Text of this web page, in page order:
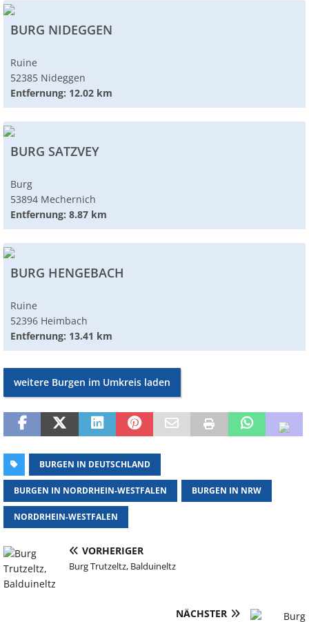
BURG NIDEGGEN
Ruine
52385 Nideggen
Entfernung: 12.02 km
BURG SATZVEY
Burg
53894 Mechernich
Entfernung: 8.87 km
BURG HENGEBACH
Ruine
52396 Heimbach
Entfernung: 13.41 km
weitere Burgen im Umkreis laden
BURGEN IN DEUTSCHLAND
BURGEN IN NORDRHEIN-WESTFALEN BURGEN IN NRW
NORDRHEIN-WESTFALEN
VORHERIGER
Burg Trutzeltz, Balduineltz
NÄCHSTER